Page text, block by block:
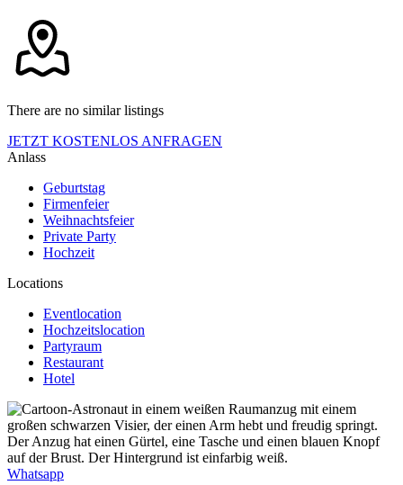
There are no similar listings
JETZT KOSTENLOS ANFRAGEN
Anlass
Geburtstag
Firmenfeier
Weihnachtsfeier
Private Party
Hochzeit
Locations
Eventlocation
Hochzeitslocation
Partyraum
Restaurant
Hotel
Whatsapp